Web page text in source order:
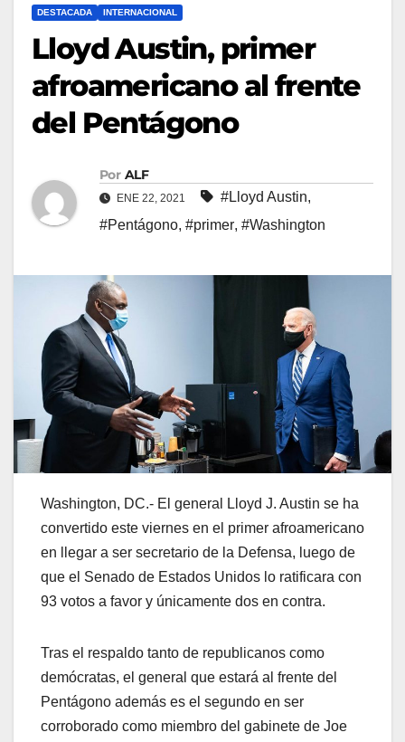
DESTACADA INTERNACIONAL
Lloyd Austin, primer
afroamericano al frente
del Pentágono
Por ALF
ENE 22, 2021 #Lloyd Austin,
#Pentágono, #primer, #Washington
Washington, DC.- El general Lloyd J. Austin se ha
convertido este viernes en el primer afroamericano
en llegar a ser secretario de la Defensa, luego de
que el Senado de Estados Unidos lo ratificara con
93 votos a favor y únicamente dos en contra.
Tras el respaldo tanto de republicanos como
demócratas, el general que estará al frente del
Pentágono además es el segundo en ser
corroborado como miembro del gabinete de Joe